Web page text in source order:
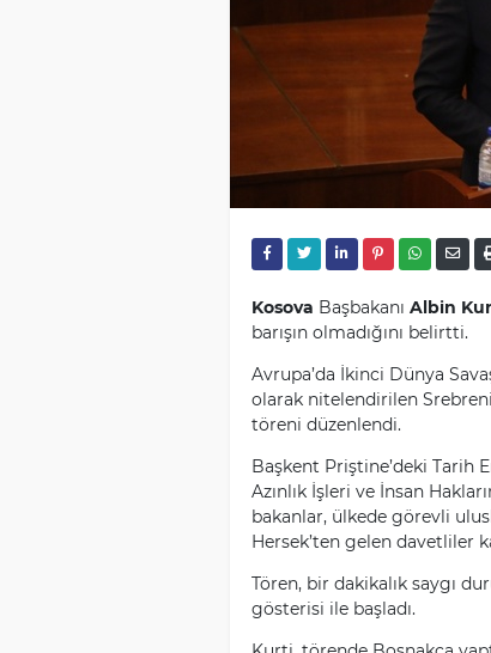
Kosova Başbakanı Albin
barışın olmadığını belirtti.
Avrupa’da İkinci Dünya
olarak nitelendirilen
töreni düzenlendi.
Başkent Priştine’deki Tarih
Azınlık İşleri ve İnsan
bakanlar, ülkede görevli
Hersek’ten gelen davetliler
Tören, bir dakikalık saygı
gösterisi ile başladı.